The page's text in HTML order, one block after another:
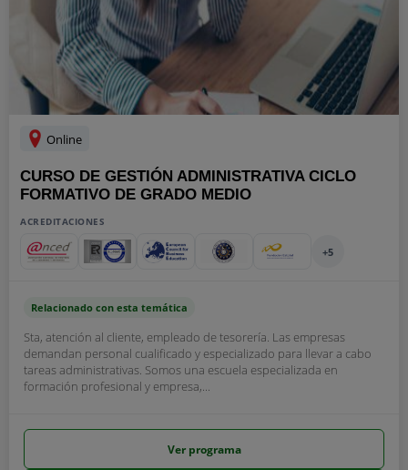
Online
CURSO DE GESTIÓN ADMINISTRATIVA CICLO
FORMATIVO DE GRADO MEDIO
ACREDITACIONES
+5
Relacionado con esta temática
Sta, atención al cliente, empleado de tesorería. Las empresas
demandan personal cualificado y especializado para llevar a cabo
tareas administrativas. Somos una escuela especializada en
formación profesional y empresa,...
Ver programa